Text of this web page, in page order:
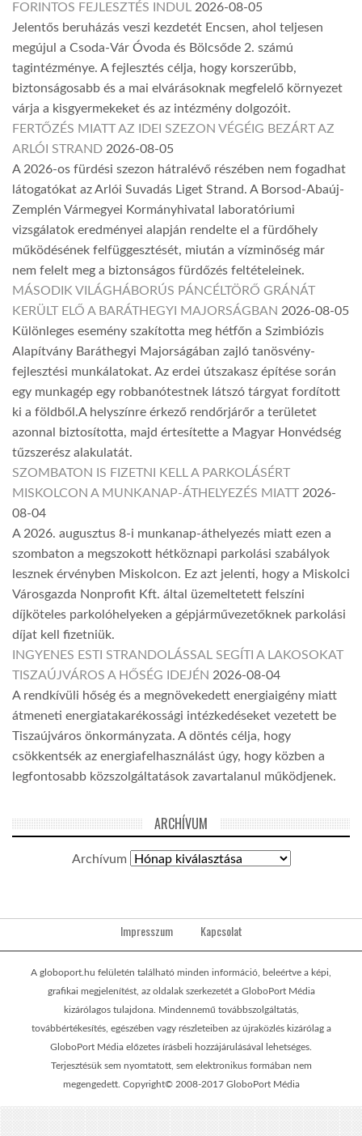
FORINTOS FEJLESZTÉS INDUL 2026-08-05
Jelentős beruházás veszi kezdetét Encsen, ahol teljesen
megújul a Csoda-Vár Óvoda és Bölcsőde 2. számú
tagintézménye. A fejlesztés célja, hogy korszerűbb,
biztonságosabb és a mai elvárásoknak megfelelő környezet
várja a kisgyermekeket és az intézmény dolgozóit.
FERTŐZÉS MIATT AZ IDEI SZEZON VÉGÉIG BEZÁRT AZ
ARLÓI STRAND 2026-08-05
A 2026-os fürdési szezon hátralévő részében nem fogadhat
látogatókat az Arlói Suvadás Liget Strand. A Borsod-Abaúj-
Zemplén Vármegyei Kormányhivatal laboratóriumi
vizsgálatok eredményei alapján rendelte el a fürdőhely
működésének felfüggesztését, miután a vízminőség már
nem felelt meg a biztonságos fürdőzés feltételeinek.
MÁSODIK VILÁGHÁBORÚS PÁNCÉLTÖRŐ GRÁNÁT
KERÜLT ELŐ A BARÁTHEGYI MAJORSÁGBAN 2026-08-05
Különleges esemény szakította meg hétfőn a Szimbiózis
Alapítvány Baráthegyi Majorságában zajló tanösvény-
fejlesztési munkálatokat. Az erdei útszakasz építése során
egy munkagép egy robbanótestnek látszó tárgyat fordított
ki a földből.A helyszínre érkező rendőrjárőr a területet
azonnal biztosította, majd értesítette a Magyar Honvédség
tűzszerész alakulatát.
SZOMBATON IS FIZETNI KELL A PARKOLÁSÉRT
MISKOLCON A MUNKANAP-ÁTHELYEZÉS MIATT 2026-
08-04
A 2026. augusztus 8-i munkanap-áthelyezés miatt ezen a
szombaton a megszokott hétköznapi parkolási szabályok
lesznek érvényben Miskolcon. Ez azt jelenti, hogy a Miskolci
Városgazda Nonprofit Kft. által üzemeltetett felszíni
díjköteles parkolóhelyeken a gépjárművezetőknek parkolási
díjat kell fizetniük.
INGYENES ESTI STRANDOLÁSSAL SEGÍTI A LAKOSOKAT
TISZAÚJVÁROS A HŐSÉG IDEJÉN 2026-08-04
A rendkívüli hőség és a megnövekedett energiaigény miatt
átmeneti energiatakarékossági intézkedéseket vezetett be
Tiszaújváros önkormányzata. A döntés célja, hogy
csökkentsék az energiafelhasználást úgy, hogy közben a
legfontosabb közszolgáltatások zavartalanul működjenek.
ARCHÍVUM
Archívum
Impresszum Kapcsolat
A globoport.hu felületén található minden információ, beleértve a képi,
grafikai megjelenítést, az oldalak szerkezetét a GloboPort Média
kizárólagos tulajdona. Mindennemű továbbszolgáltatás,
továbbértékesítés, egészében vagy részleteiben az újraközlés kizárólag a
GloboPort Média előzetes írásbeli hozzájárulásával lehetséges.
Terjesztésük sem nyomtatott, sem elektronikus formában nem
megengedett. Copyright© 2008-2017 GloboPort Média